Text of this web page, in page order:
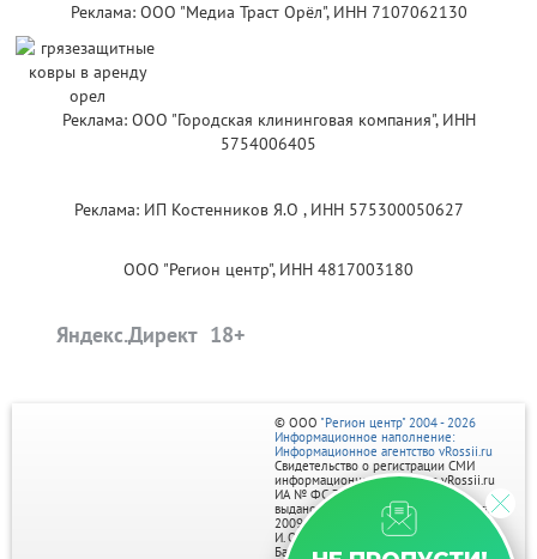
Реклама: ООО "Медиа Траст Орёл", ИНН 7107062130
Реклама: ООО "Городская клининговая компания", ИНН
5754006405
Реклама: ИП Костенников Я.О , ИНН 575300050627
ООО "Регион центр", ИНН 4817003180
Яндекс.Директ
© ООО "Регион центр" 2004 - 2026
Информационное наполнение:
Информационное агентство vRossii.ru
Свидетельство о регистрации СМИ
информационного агентства vRossii.ru
ИА № ФС 77‑35502
выдано РОСКОМНАДЗОРом 04 марта
2009г.
И. О. Главного редактора Нарыков А. Н.
Баннеры на портале размещаются на